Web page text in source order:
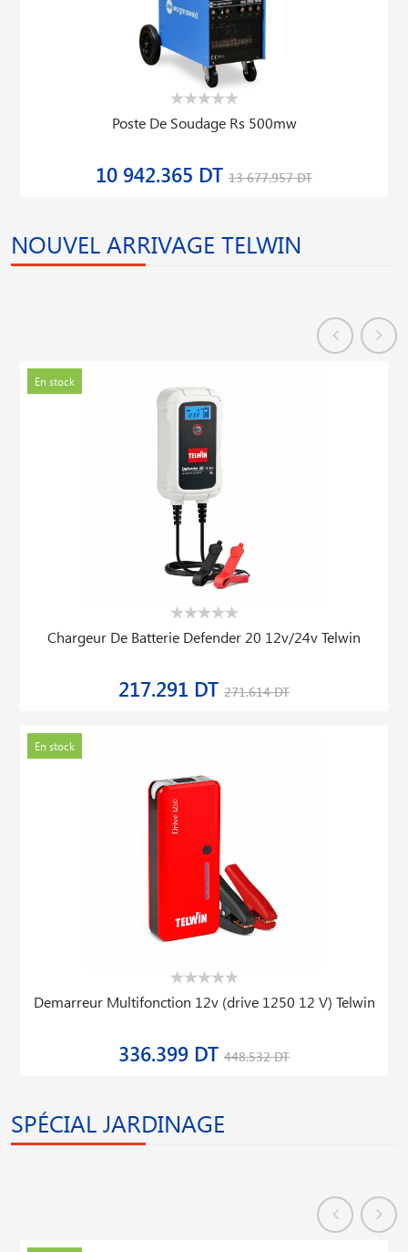
Poste De Soudage Rs 500mw
10 942.365 DT 13 677.957 DT
NOUVEL ARRIVAGE TELWIN
En stock
Chargeur De Batterie Defender 20 12v/24v Telwin
217.291 DT 271.614 DT
En stock
Demarreur Multifonction 12v (drive 1250 12 V) Telwin
336.399 DT 448.532 DT
SPÉCIAL JARDINAGE